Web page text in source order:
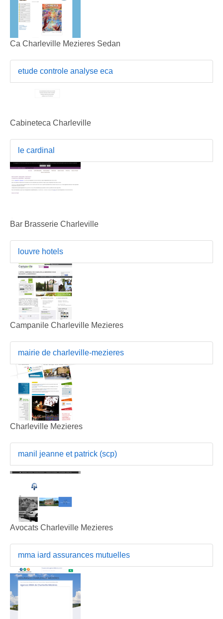
Ca Charleville Mezieres Sedan
etude controle analyse eca
Cabineteca Charleville
le cardinal
Bar Brasserie Charleville
louvre hotels
Campanile Charleville Mezieres
mairie de charleville-mezieres
Charleville Mezieres
manil jeanne et patrick (scp)
Avocats Charleville Mezieres
mma iard assurances mutuelles